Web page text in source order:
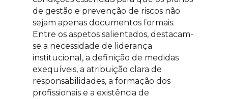
de gestão e prevenção de riscos não
sejam apenas documentos formais.
Entre os aspetos salientados, destacam-
se a necessidade de liderança
institucional, a definição de medidas
exequíveis, a atribuição clara de
responsabilidades, a formação dos
profissionais e a existência de